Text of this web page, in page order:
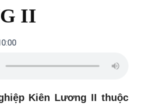
II
Kiên Lương II thuộc